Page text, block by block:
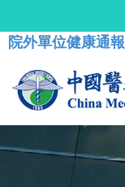
院外單位健康通報